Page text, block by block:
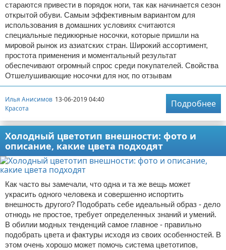
стараются привести в порядок ноги, так как начинается сезон
открытой обуви. Самым эффективным вариантом для
использования в домашних условиях считаются
специальные педикюрные носочки, которые пришли на
мировой рынок из азиатских стран. Широкий ассортимент,
простота применения и моментальный результат
обеспечивают огромный спрос среди покупателей. Свойства
Отшелушивающие носочки для ног, по отзывам
Илья Анисимов 13-06-2019 04:40
Красота
Подробнее
Холодный цветотип внешности: фото и
описание, какие цвета подходят
Как часто вы замечали, что одна и та же вещь может
украсить одного человека и совершенно испортить
внешность другого? Подобрать себе идеальный образ - дело
отнюдь не простое, требует определенных знаний и умений.
В обилии модных тенденций самое главное - правильно
подобрать цвета и фактуры исходя из своих особенностей. В
этом очень хорошо может помочь система цветотипов,